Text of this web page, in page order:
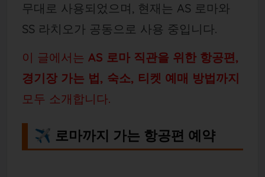
무대로 사용되었으며, 현재는 AS 로마와
SS 라치오가 공동으로 사용 중입니다.
이 글에서는 AS 로마 직관을 위한 항공편,
경기장 가는 법, 숙소, 티켓 예매 방법까지
모두 소개합니다.
✈️ 로마까지 가는 항공편 예약